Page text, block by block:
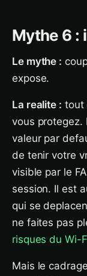
Mythe 6 :
Le mythe :
expose.
La realite : tout
vous protegez.
valeur par
de tenir votre
visible par le
session. Il est
qui se
ne faites pas
risques du Wi-
Mais le